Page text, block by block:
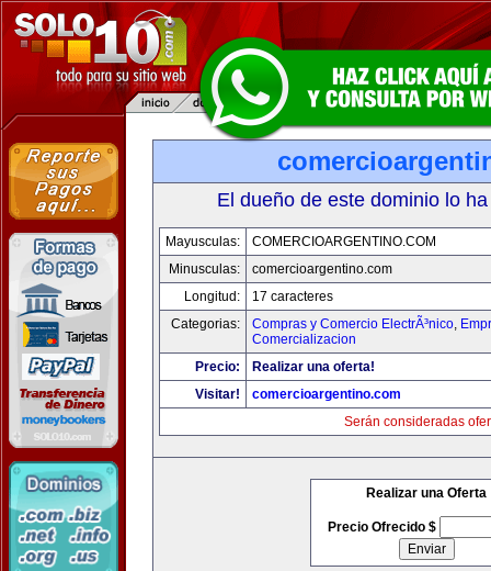
El dueño de este dominio lo
Mayusculas:
COMERCIOARGENTINO.COM
Minusculas:
comercioargentino.com
Longitud:
17 caracteres
Categorias:
Compras y Comercio ElectrÃ³nico,
Comercializacion
Precio:
Realizar una oferta!
Visitar!
comercioargentino.com
Serán consideradas
Realizar una Oferta
Precio Ofrecido $